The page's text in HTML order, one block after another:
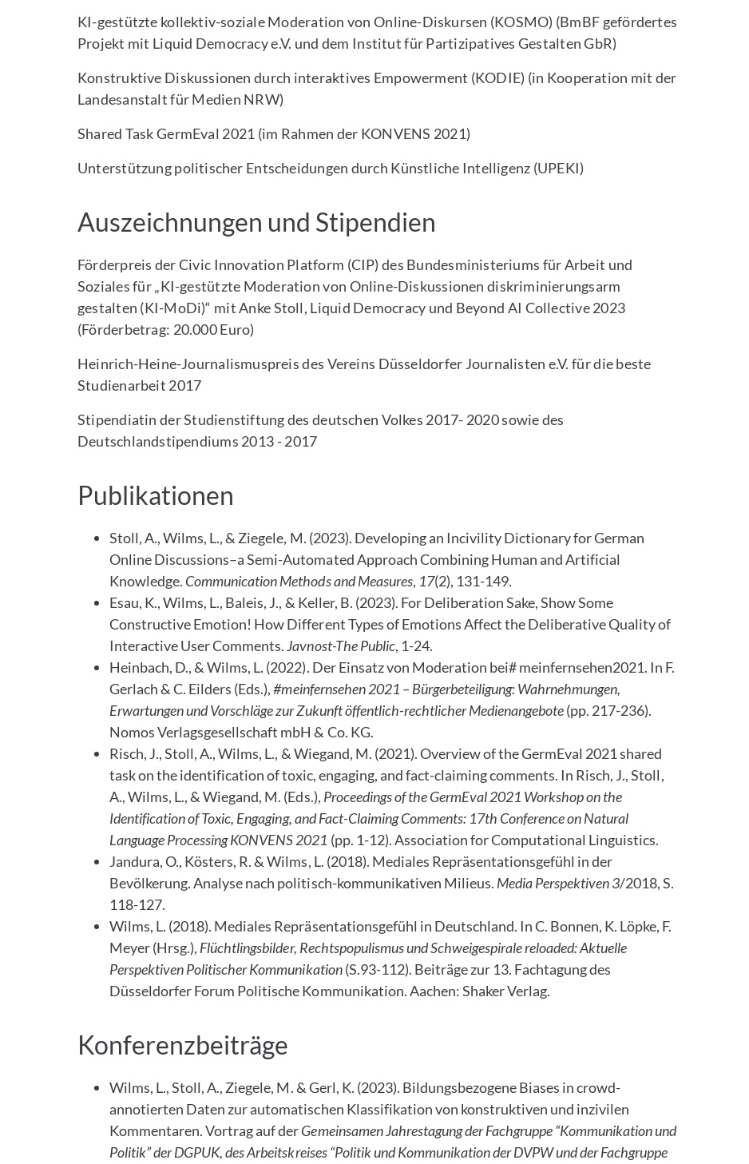
KI-gestützte kollektiv-soziale Moderation von Online-Diskursen (KOSMO) (BmBF gefördertes
Projekt mit Liquid Democracy e.V. und dem Institut für Partizipatives Gestalten GbR)
Konstruktive Diskussionen durch interaktives Empowerment (KODIE) (in Kooperation mit der
Landesanstalt für Medien NRW)
Shared Task GermEval 2021 (im Rahmen der KONVENS 2021)
Unterstützung politischer Entscheidungen durch Künstliche Intelligenz (UPEKI)
Auszeichnungen und Stipendien
Förderpreis der Civic Innovation Platform (CIP) des Bundesministeriums für Arbeit und
Soziales für „KI-gestützte Moderation von Online-Diskussionen diskriminierungsarm
gestalten (KI-MoDi)“ mit Anke Stoll, Liquid Democracy und Beyond AI Collective 2023
(Förderbetrag: 20.000 Euro)
Heinrich-Heine-Journalismuspreis des Vereins Düsseldorfer Journalisten e.V. für die beste
Studienarbeit 2017
Stipendiatin der Studienstiftung des deutschen Volkes 2017- 2020 sowie des
Deutschlandstipendiums 2013 - 2017
Publikationen
Stoll, A., Wilms, L., & Ziegele, M. (2023). Developing an Incivility Dictionary for German
Online Discussions–a Semi-Automated Approach Combining Human and Artificial
Knowledge. Communication Methods and Measures, 17(2), 131-149.
Esau, K., Wilms, L., Baleis, J., & Keller, B. (2023). For Deliberation Sake, Show Some
Constructive Emotion! How Different Types of Emotions Affect the Deliberative Quality of
Interactive User Comments.Javnost-The Public, 1-24.
Heinbach, D., & Wilms, L. (2022). Der Einsatz von Moderation bei# meinfernsehen2021. In F.
Gerlach & C. Eilders (Eds.),#meinfernsehen 2021 – Bürgerbeteiligung: Wahrnehmungen,
Erwartungen und Vorschläge zur Zukunft öffentlich-rechtlicher Medienangebote(pp. 217-236).
Nomos Verlagsgesellschaft mbH & Co. KG.
Risch, J., Stoll, A., Wilms, L., & Wiegand, M. (2021). Overview of the GermEval 2021 shared
task on the identification of toxic, engaging, and fact-claiming comments. In Risch, J., Stoll,
A., Wilms, L., & Wiegand, M. (Eds.), Proceedings of the GermEval 2021 Workshop on the
Identification of Toxic, Engaging, and Fact-Claiming Comments: 17th Conference on Natural
Language Processing KONVENS 2021 (pp. 1-12). Association for Computational Linguistics.
Jandura, O., Kösters, R. & Wilms, L. (2018). Mediales Repräsentationsgefühl in der
Bevölkerung. Analyse nach politisch-kommunikativen Milieus. Media Perspektiven 3/2018, S.
118-127.
Wilms, L. (2018). Mediales Repräsentationsgefühl in Deutschland. In C. Bonnen, K. Löpke, F.
Meyer (Hrsg.), Flüchtlingsbilder, Rechtspopulismus und Schweigespirale reloaded: Aktuelle
Perspektiven Politischer Kommunikation(S.93-112). Beiträge zur 13. Fachtagung des
Düsseldorfer Forum Politische Kommunikation. Aachen: Shaker Verlag.
Konferenzbeiträge
Wilms, L., Stoll, A., Ziegele, M. & Gerl, K. (2023). Bildungsbezogene Biases in crowd-
annotierten Daten zur automatischen Klassifikation von konstruktiven und inzivilen
Kommentaren. Vortrag auf derGemeinsamenJahrestagung der Fachgruppe “Kommunikation und
Politik” der DGPUK, des Arbeitskreises “Politik und Kommunikation der DVPW und der Fachgruppe